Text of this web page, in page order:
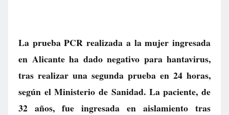
La prueba PCR realizada a la mujer ingresada
en Alicante ha dado negativo para hantavirus,
tras realizar una segunda prueba en 24 horas,
según el Ministerio de Sanidad. La paciente, de
32 años, fue ingresada en aislamiento tras